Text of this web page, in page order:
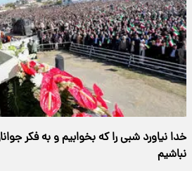
خدا نیاورد شبی را که بخوابیم و به فکر
نباشیم